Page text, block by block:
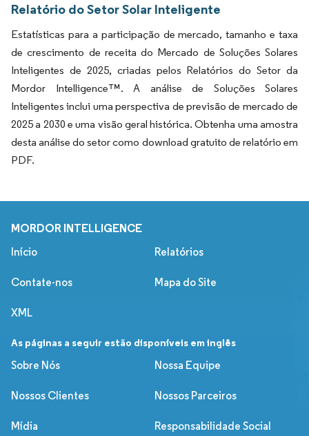
Relatório do Setor Solar Inteligente
Estatísticas para a participação de mercado, tamanho e taxa
de crescimento de receita do Mercado de Soluções Solares
Inteligentes de 2025, criadas pelos Relatórios do Setor da
Mordor Intelligence™. A análise de Soluções Solares
Inteligentes inclui uma perspectiva de previsão de mercado de
2025 a 2030 e uma visão geral histórica. Obtenha uma amostra
desta análise do setor como download gratuito de relatório em
PDF.
MORDOR INTELLIGENCE
Início Relatórios
Contate-nos Mapa do Site
XML
As páginas a seguir estão disponíveis em inglês
Sobre Nós
Nossa Equipe
Nossos Clientes Nossos Parceiros
Mídia Responsabilidade Social